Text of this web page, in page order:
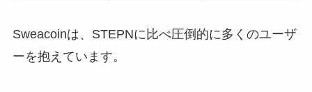
Sweacoinは、STEPNに比べ圧倒的に多くのユーザ
ーを抱えています。